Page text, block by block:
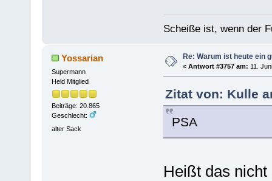
Scheiße ist, wenn der
Yossarian
Supermann
Held Mitglied
Beiträge: 20.865
Geschlecht:
alter Sack
Re: Warum ist heute ein
« Antwort #3757 am: 11.
Zitat von: Kulle
PSA
Heißt das